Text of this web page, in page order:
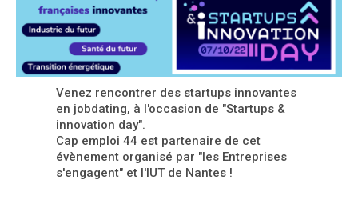
Venez rencontrer des startups innovantes
en jobdating, à l'occasion de "Startups &
innovation day".
Cap emploi 44 est partenaire de cet
évènement organisé par "les Entreprises
s'engagent" et l'IUT de Nantes !